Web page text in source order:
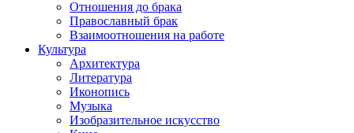
Отношения до брака
Православный брак
Взаимоотношения на работе
Культура
Архитектура
Литература
Иконопись
Музыка
Изобразительное искусство